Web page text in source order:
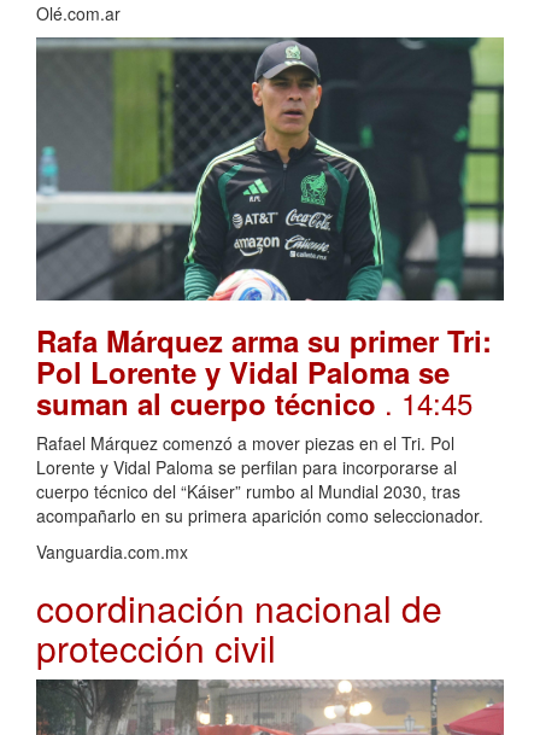
Olé.com.ar
Rafa Márquez arma su primer Tri:
Pol Lorente y Vidal Paloma se
suman al cuerpo técnico . 14:45
Rafael Márquez comenzó a mover piezas en el Tri. Pol
Lorente y Vidal Paloma se perfilan para incorporarse al
cuerpo técnico del “Káiser” rumbo al Mundial 2030, tras
acompañarlo en su primera aparición como seleccionador.
Vanguardia.com.mx
coordinación nacional de
protección civil